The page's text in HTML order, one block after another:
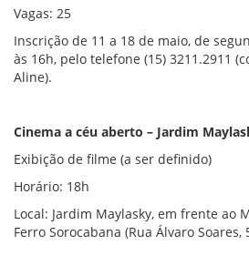
Vagas: 25
Inscrição de 11 a 18 de maio, de
às 16h, pelo telefone (15) 3211.2911
Aline).
Cinema a céu aberto – Jardim
Exibição de filme (a ser definido)
Horário: 18h
Local: Jardim Maylasky, em frente ao
Ferro Sorocabana (Rua Álvaro Soares,